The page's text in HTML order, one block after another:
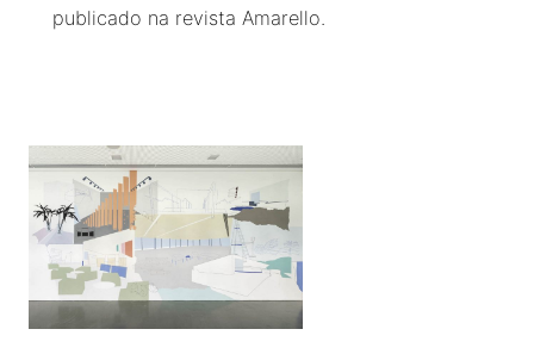
publicado na revista Amarello.